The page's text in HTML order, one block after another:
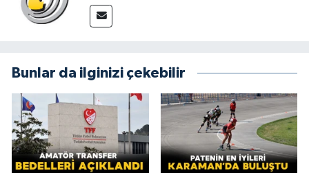
Bunlar da ilginizi çekebilir